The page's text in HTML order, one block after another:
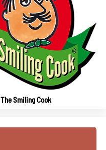
The Smiling Cook